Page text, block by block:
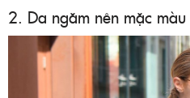
2. Da ngăm nên mặc